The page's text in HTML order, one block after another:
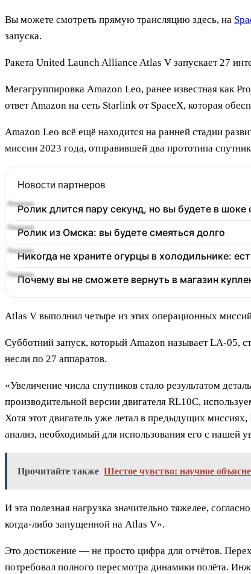
Вы можете смотреть прямую трансляцию здесь, на
запуска.
Ракета United Launch Alliance Atlas V запускает 27
Мегагруппировка Amazon Leo, ранее известная как
ответ Amazon на сеть Starlink от SpaceX, которая
Amazon Leo всё ещё находится на ранней стадии
миссии 2023 года, отправившей два прототипа
Новости партнеров
Ролик длится пару секунд, но вы будете в шоке
Ролик из Омска: вы будете смеяться долго
Никогда не храните огурцы в холодильнике:
Почему вы не сможете вернуть в магазин
Atlas V выполнил четыре из этих операционных
Субботний запуск, который Amazon называет LA-05,
несли по 27 аппаратов.
«Увеличение числа спутников стало результатом
производительной версии двигателя RL10C,
Хотя этот двигатель уже летал в предыдущих
анализ, необходимый для использования его с нашей
Прочитайте также Шестое чувство: научное
И эта полезная нагрузка значительно тяжелее,
когда-либо запущенной на Atlas V».
Это достижение — не просто цифра для отчётов.
потребовал полного пересмотра динамики полёта.